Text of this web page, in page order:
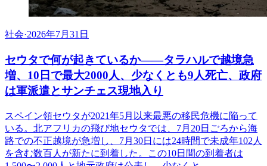
社会·2026年7月31日
セウタで何が起きているか——タラハルで越境急
増、10日で最大2000人、少なくとも9人死亡、政府
は軍派遣とサンチェス現地入り
スペイン領セウタが2021年5月以来最悪の移民危機に陥って
いる。北アフリカの飛び地セウタでは、7月20日ごろから海
路での不正越境が急増し、7月30日には24時間で未成年102人
を含む数百人が新たに到着した。この10日間の到着者は